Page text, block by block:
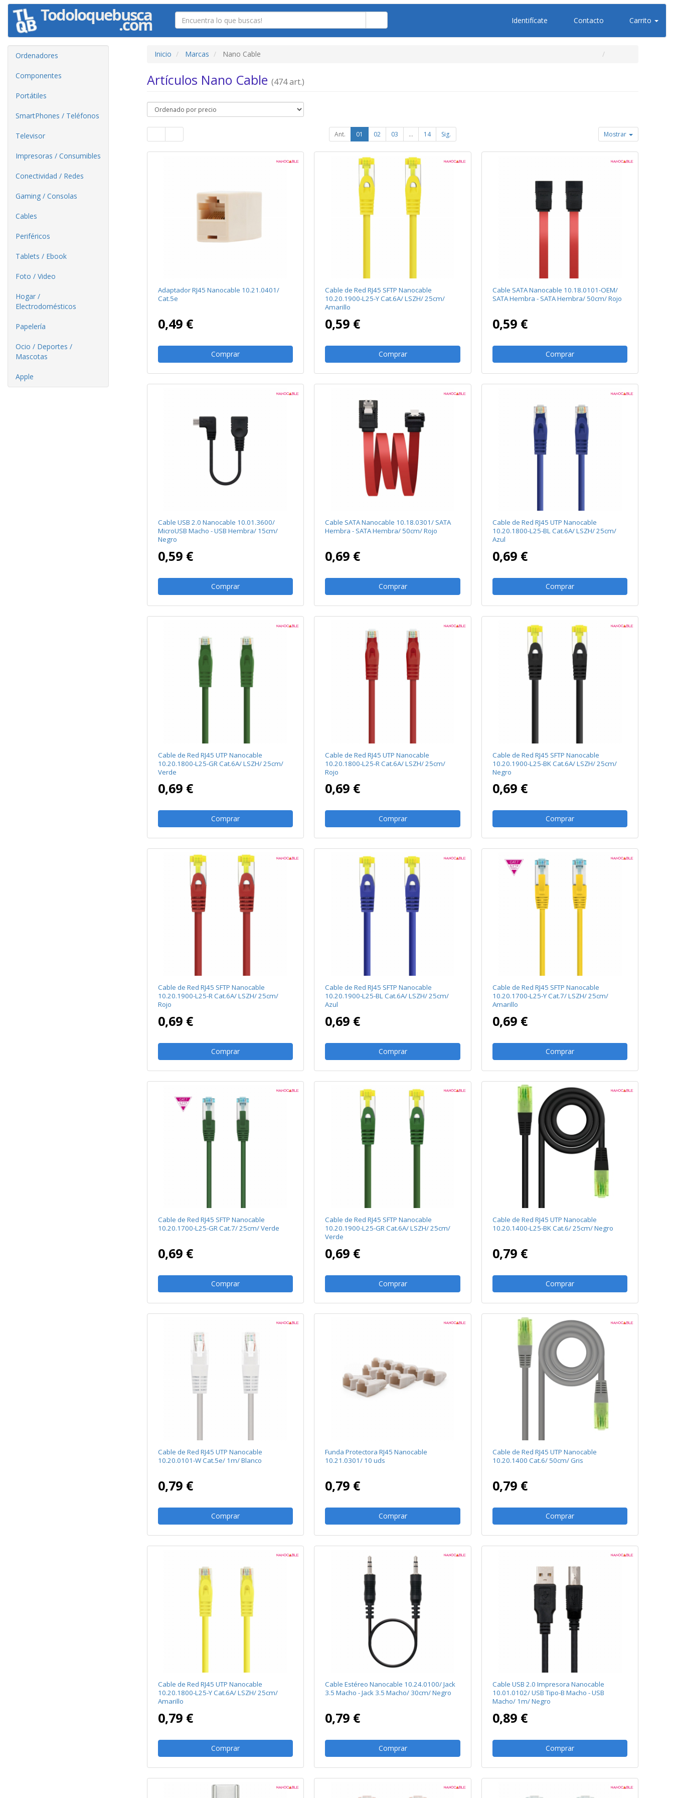
Identifícate Contacto Carrito
Ordenadores
Componentes
Portátiles
SmartPhones / Teléfonos
Televisor
Impresoras / Consumibles
Conectividad / Redes
Gaming / Consolas
Cables
Periféricos
Tablets / Ebook
Foto / Video
Hogar /
Electrodomésticos
Papelería
Ocio / Deportes /
Mascotas
Apple
Inicio Marcas Nano Cable
Artículos Nano Cable (474 art.)
Ant. 01 02 03 ... 14 Sig. Mostrar
Adaptador RJ45 Nanocable 10.21.0401/
Cat.5e
0,49 €
Comprar
Cable de Red RJ45 SFTP Nanocable
10.20.1900-L25-Y Cat.6A/ LSZH/ 25cm/
Amarillo
0,59 €
Comprar
Cable SATA Nanocable 10.18.0101-OEM/
SATA Hembra - SATA Hembra/ 50cm/ Rojo
0,59 €
Comprar
Cable USB 2.0 Nanocable 10.01.3600/
MicroUSB Macho - USB Hembra/ 15cm/
Negro
0,59 €
Comprar
Cable SATA Nanocable 10.18.0301/ SATA
Hembra - SATA Hembra/ 50cm/ Rojo
0,69 €
Comprar
Cable de Red RJ45 UTP Nanocable
10.20.1800-L25-BL Cat.6A/ LSZH/ 25cm/
Azul
0,69 €
Comprar
Cable de Red RJ45 UTP Nanocable
10.20.1800-L25-GR Cat.6A/ LSZH/ 25cm/
Verde
0,69 €
Comprar
Cable de Red RJ45 UTP Nanocable
10.20.1800-L25-R Cat.6A/ LSZH/ 25cm/
Rojo
0,69 €
Comprar
Cable de Red RJ45 SFTP Nanocable
10.20.1900-L25-BK Cat.6A/ LSZH/ 25cm/
Negro
0,69 €
Comprar
Cable de Red RJ45 SFTP Nanocable
10.20.1900-L25-R Cat.6A/ LSZH/ 25cm/
Rojo
0,69 €
Comprar
Cable de Red RJ45 SFTP Nanocable
10.20.1900-L25-BL Cat.6A/ LSZH/ 25cm/
Azul
0,69 €
Comprar
Cable de Red RJ45 SFTP Nanocable
10.20.1700-L25-Y Cat.7/ LSZH/ 25cm/
Amarillo
0,69 €
Comprar
Cable de Red RJ45 SFTP Nanocable
10.20.1700-L25-GR Cat.7/ 25cm/ Verde
0,69 €
Comprar
Cable de Red RJ45 SFTP Nanocable
10.20.1900-L25-GR Cat.6A/ LSZH/ 25cm/
Verde
0,69 €
Comprar
Cable de Red RJ45 UTP Nanocable
10.20.1400-L25-BK Cat.6/ 25cm/ Negro
0,79 €
Comprar
Cable de Red RJ45 UTP Nanocable
10.20.0101-W Cat.5e/ 1m/ Blanco
0,79 €
Comprar
Funda Protectora RJ45 Nanocable
10.21.0301/ 10 uds
0,79 €
Comprar
Cable de Red RJ45 UTP Nanocable
10.20.1400 Cat.6/ 50cm/ Gris
0,79 €
Comprar
Cable de Red RJ45 UTP Nanocable
10.20.1800-L25-Y Cat.6A/ LSZH/ 25cm/
Amarillo
0,79 €
Comprar
Cable Estéreo Nanocable 10.24.0100/ Jack
3.5 Macho - Jack 3.5 Macho/ 30cm/ Negro
0,79 €
Comprar
Cable USB 2.0 Impresora Nanocable
10.01.0102/ USB Tipo-B Macho - USB
Macho/ 1m/ Negro
0,89 €
Comprar